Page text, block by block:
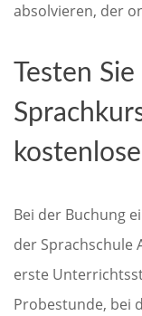
absolvieren, der
Testen
Bei der Buchung
der Sprachschule
erste
Probestunde, bei